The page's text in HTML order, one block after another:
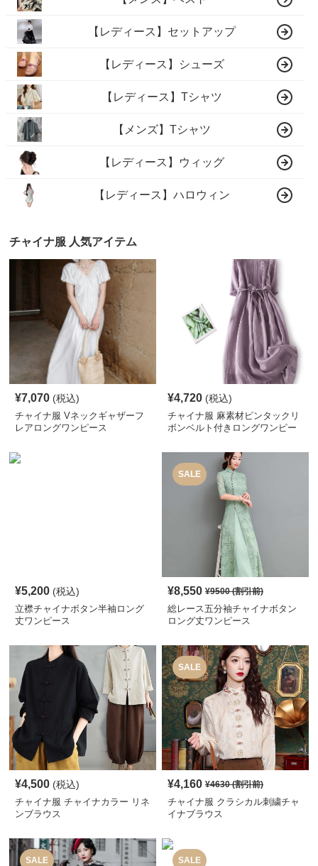
【レディース】セットアップ
【レディース】シューズ
【レディース】Tシャツ
【メンズ】Tシャツ
【レディース】ウィッグ
【レディース】ハロウィン
チャイナ服 人気アイテム
¥7,070 (税込)
チャイナ服 Vネックギャザーフ
レアロングワンピース
¥4,720 (税込)
チャイナ服 麻素材ピンタックリ
ボンベルト付きロングワンピー
¥5,200 (税込)
立襟チャイナボタン半袖ロング
丈ワンピース
SALE
¥8,550 ¥9500(割引前)
総レース五分袖チャイナボタン
ロング丈ワンピース
¥4,500 (税込)
チャイナ服 チャイナカラー リネ
ンブラウス
SALE
¥4,160 ¥4630(割引前)
チャイナ服 クラシカル刺繍チャ
イナブラウス
SALE SALE